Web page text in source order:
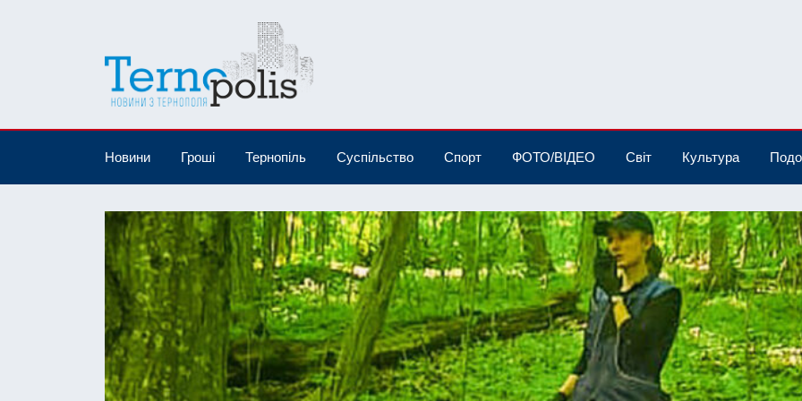
Новини Гроші Тернопіль Суспільство Спорт ФОТО/ВІДЕО Світ Культура